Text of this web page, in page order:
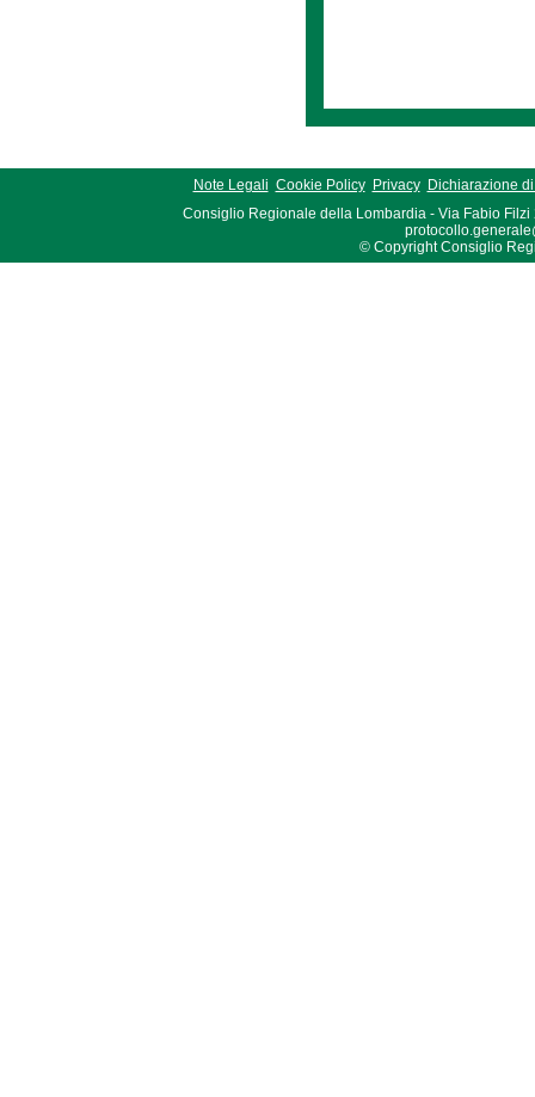
Note Legali Cookie Policy Privacy
Dichiarazione
Consiglio Regionale della Lombardia - Via Fabio Filzi
© Copyright Consiglio